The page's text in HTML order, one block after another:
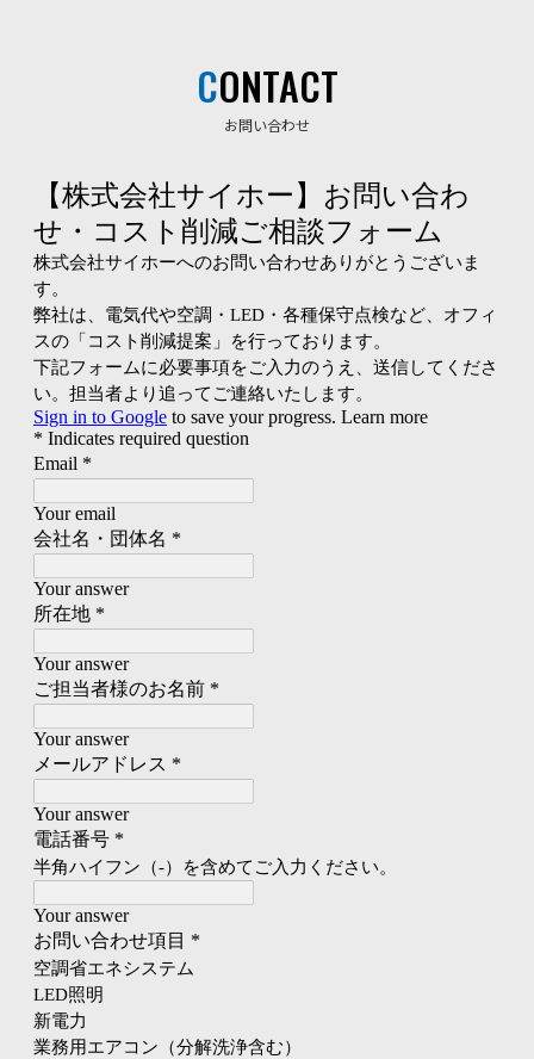
CONTACT
お問い合わせ